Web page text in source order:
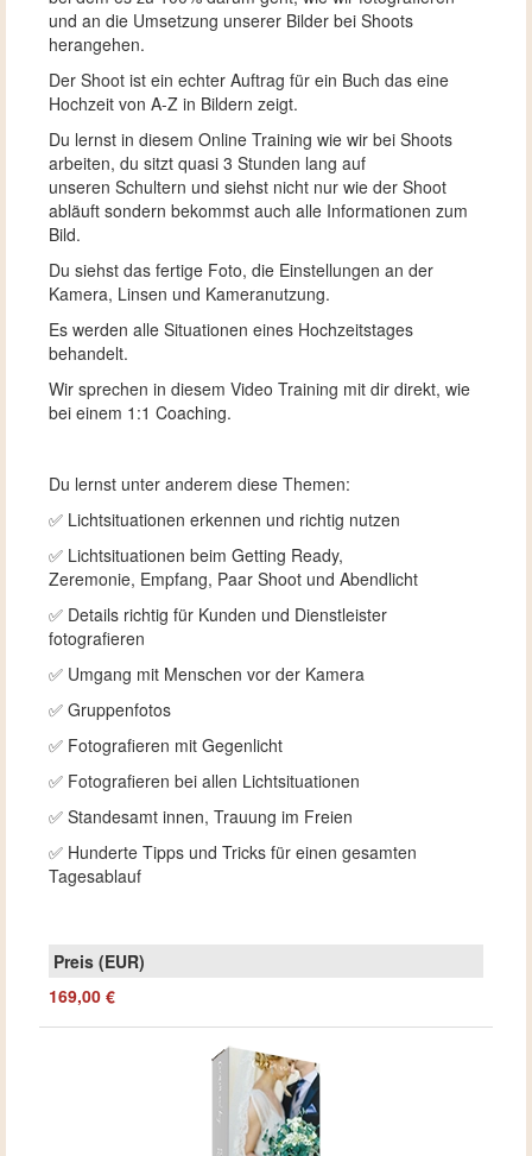
und an die Umsetzung unserer Bilder bei Shoots
herangehen.
Der Shoot ist ein echter Auftrag für ein Buch das eine
Hochzeit von A-Z in Bildern zeigt.
Du lernst in diesem Online Training wie wir bei Shoots
arbeiten, du sitzt quasi 3 Stunden lang auf
unseren Schultern und siehst nicht nur wie der Shoot
abläuft sondern bekommst auch alle Informationen zum
Bild.
Du siehst das fertige Foto, die Einstellungen an der
Kamera, Linsen und Kameranutzung.
Es werden alle Situationen eines Hochzeitstages
behandelt.
Wir sprechen in diesem Video Training mit dir direkt, wie
bei einem 1:1 Coaching.
Du lernst unter anderem diese Themen:
✅ Lichtsituationen erkennen und richtig nutzen
✅ Lichtsituationen beim Getting Ready,
Zeremonie, Empfang, Paar Shoot und Abendlicht
✅ Details richtig für Kunden und Dienstleister
fotografieren
✅ Umgang mit Menschen vor der Kamera
✅ Gruppenfotos
✅ Fotografieren mit Gegenlicht
✅ Fotografieren bei allen Lichtsituationen
✅ Standesamt innen, Trauung im Freien
✅ Hunderte Tipps und Tricks für einen gesamten
Tagesablauf
169,00 €